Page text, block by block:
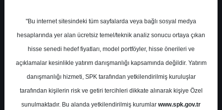
Ana Sayfa
Raporlar
İlave Okumalar
Rapor Detay
Gayrimenkul Piyasası
Araştırma Raporu
"Bu internet sitesindeki tüm sayfalarda veya bağlı sosyal medya
hesaplarında yer alan ücretsiz temel/teknik analiz sonucu ortaya çıkan
hisse senedi hedef fiyatları, model portföyler, hisse önerileri ve
açıklamalar kesinlikle yatırım danışmanlığı kapsamında değildir. Yatırım
danışmanlığı hizmeti, SPK tarafından yetkilendirilmiş kuruluşlar
tarafından kişilerin risk ve getiri tercihleri dikkate alınarak kişiye Özel
sunulmaktadır. Bu alanda yetkilendirilmiş kurumlar www.spk.gov.tr